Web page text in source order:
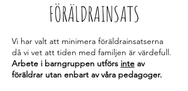
FÖRÄLDRAINSATS
Vi har valt att minimera föräldrainsatserna
då vi vet att tiden med familjen är värdefull.
Arbete i barngruppen utförs inte av
föräldrar utan enbart av våra pedagoger.